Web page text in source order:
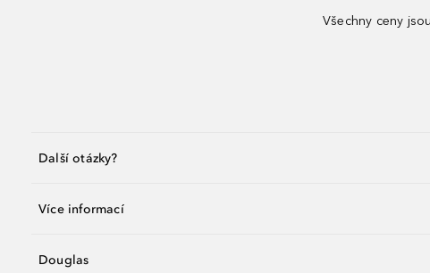
Všechny ceny
Další otázky?
Více informací
Douglas